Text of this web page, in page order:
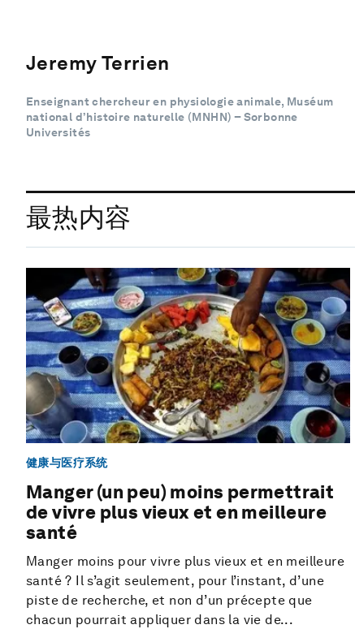
Jeremy Terrien
Enseignant chercheur en physiologie animale, Muséum
national d’histoire naturelle (MNHN) – Sorbonne
Universités
最热内容
健康与医疗系统
Manger (un peu) moins permettrait
de vivre plus vieux et en meilleure
santé
Manger moins pour vivre plus vieux et en meilleure
santé ? Il s’agit seulement, pour l’instant, d’une
piste de recherche, et non d’un précepte que
chacun pourrait appliquer dans la vie de...